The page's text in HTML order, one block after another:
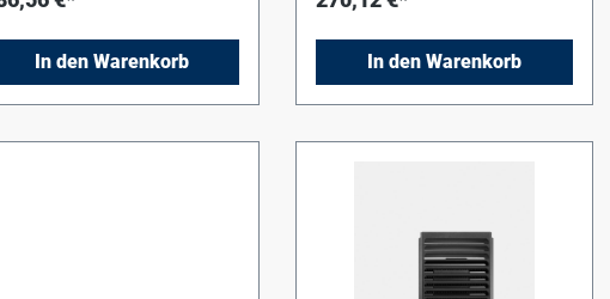
In den Warenkorb In den Warenkorb